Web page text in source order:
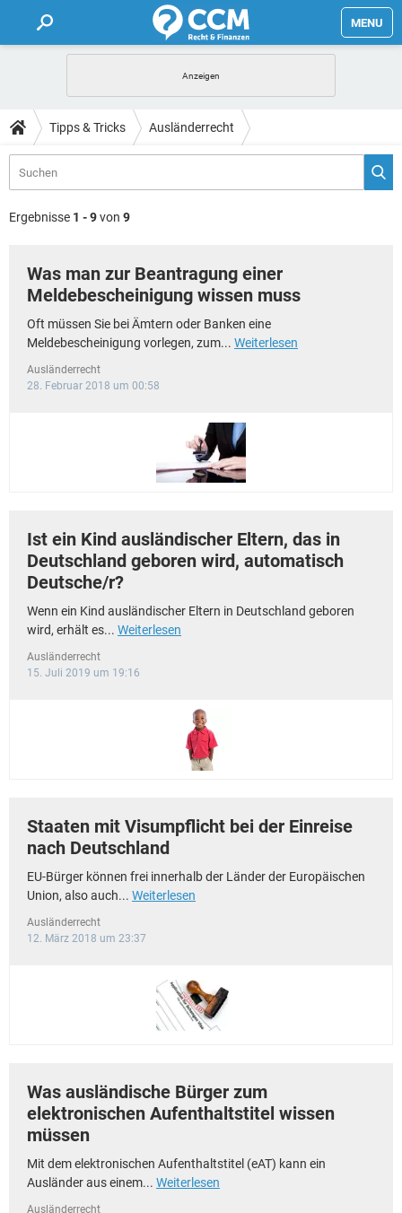
MENU
FORUM
TIPPS
Tipps & Tricks Ausländerrecht
Ergebnisse 1 - 9von 9
Was man zur Beantragung einer
Meldebescheinigung wissen muss
Oft müssen Sie bei Ämtern oder Banken eine
Meldebescheinigung vorlegen, zum... Weiterlesen
Ausländerrecht
28. Februar 2018 um 00:58
Ist ein Kind ausländischer Eltern, das in
Deutschland geboren wird, automatisch
Deutsche/r?
Wenn ein Kind ausländischer Eltern in Deutschland geboren
wird, erhält es... Weiterlesen
Ausländerrecht
15. Juli 2019 um 19:16
Staaten mit Visumpflicht bei der Einreise
nach Deutschland
EU-Bürger können frei innerhalb der Länder der Europäischen
Union, also auch... Weiterlesen
Ausländerrecht
12. März 2018 um 23:37
Was ausländische Bürger zum
elektronischen Aufenthaltstitel wissen
müssen
Mit dem elektronischen Aufenthaltstitel (eAT) kann ein
Ausländer aus einem... Weiterlesen
Ausländerrecht